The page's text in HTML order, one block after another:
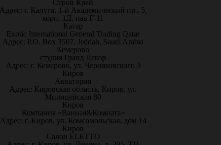
Строй Край
г. Калуга, 1-й Академический пр., 5,
корп. 1Д, пав Г-11
Катар
Exotic International General Trading Qatar
Адрес: P.O. Box 3507, Jeddah, Saudi Arabia
Кемерово
студия Гранд Декор
Адрес: г. Кемерово, ул. Черняховского 3
Киров
Акватория
Адрес: Кировская область, Киров, ул.
Милицейская 80
Киров
Компания «Ванная&Комната»
Адрес: г. Киров, ул. Комсомольская, дом 14
Киров
Салон ELETTO